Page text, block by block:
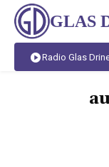
GLAS
Radio Glas